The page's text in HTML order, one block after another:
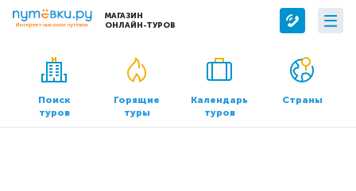
МАГАЗИН
ОНЛАЙН-ТУРОВ
Сервисы
Бронирование отелей
Трансфер
О компании
О нас
Контакты
Поиск
туров
Горящие
туры
Календарь
туров
Страны